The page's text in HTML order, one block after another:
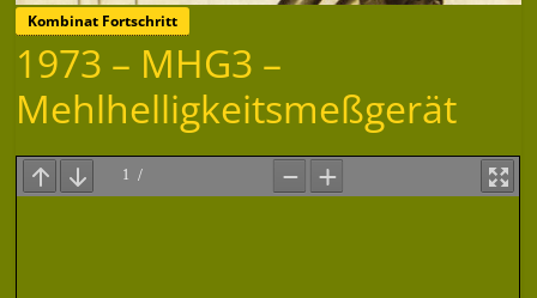
Kombinat Fortschritt
1973 – MHG3 –
Mehlhelligkeitsmeßgerät